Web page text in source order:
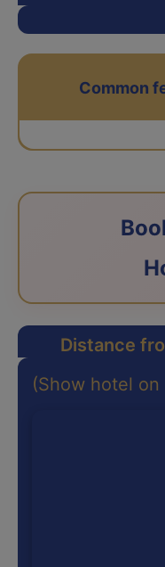
Common
Distance
(Show hotel on